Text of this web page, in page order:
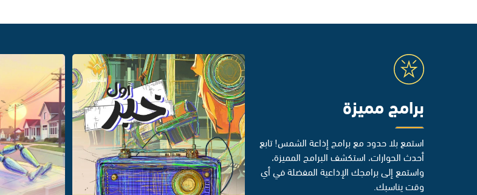
برامج مميزة
استمع بلا حدود مع برامج إذاعة الشمس! تابع
أحدث الحوارات، استكشف البرامج المميزة،
واستمع إلى برامجك الإذاعية المفضلة في أي
وقت يناسبك.